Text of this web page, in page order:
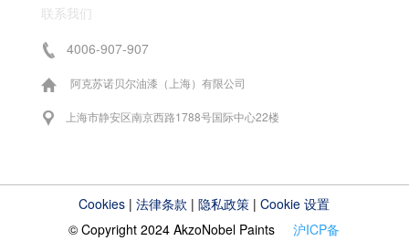
联系我们
4006-907-907
阿克苏诺贝尔油漆（上海）有限公司
上海市静安区南京西路1788号国际中心22楼
Cookies |法律条款 |隐私政策 |Cookie 设置
© Copyright 2024 AkzoNobel Paints沪ICP备